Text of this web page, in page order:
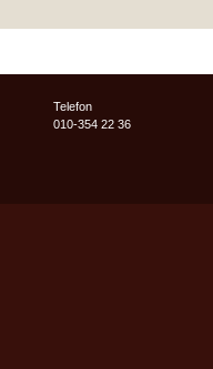
Telefon
010-354 22 36